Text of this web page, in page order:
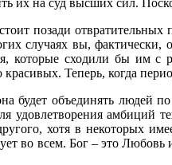
позади
случаях вы,
которые сходили бы им с
Теперь, когда
будет объединять
удовлетворения амбиций
хотя в некоторых
во всем. Бог – это